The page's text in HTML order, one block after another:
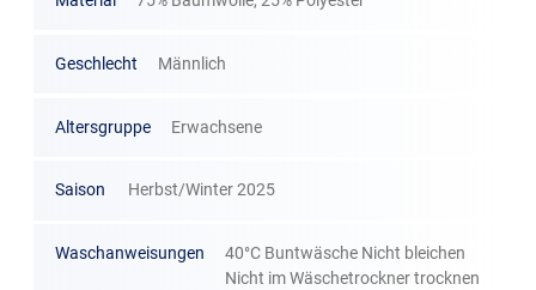
Geschlecht Männlich
Altersgruppe Erwachsene
Saison Herbst/Winter 2025
Waschanweisungen
40°C Buntwäsche Nicht bleichen
Nicht im Wäschetrockner trocknen